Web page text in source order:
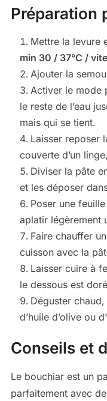
Préparation
Mettre la levure
min 30 / 37°C /
Ajouter la
Activer le mode
le reste de l’eau
mais qui se tient.
Laisser reposer
couverte d’un
Diviser la pâte
et les déposer
Poser une
aplatir légèrement
Faire chauffer
cuisson avec la
Laisser cuire à
le dessous est
Déguster
d’huile d’olive ou
Conseils et
Le bouchiar est un
parfaitement avec